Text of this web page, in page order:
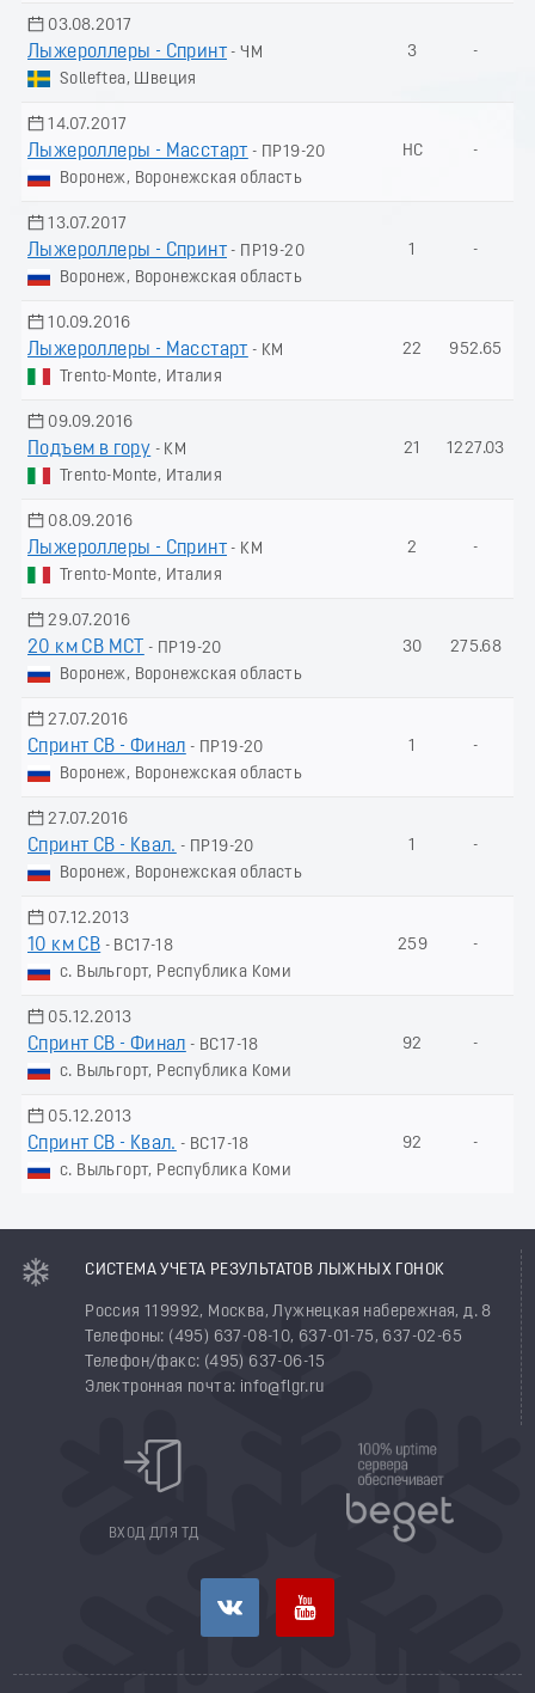
03.08.2017
Лыжероллеры - Спринт - ЧМ
Solleftea, Швеция
3 -
14.07.2017
Лыжероллеры - Масстарт - ПР19-20
Воронеж, Воронежская область
НС -
13.07.2017
Лыжероллеры - Спринт - ПР19-20
Воронеж, Воронежская область
1 -
10.09.2016
Лыжероллеры - Масстарт - КМ
Trento-Monte, Италия
22 952.65
09.09.2016
Подъем в гору - КМ
Trento-Monte, Италия
21 1227.03
08.09.2016
Лыжероллеры - Спринт - КМ
Trento-Monte, Италия
2 -
29.07.2016
20 км СВ МСТ
- ПР19-20
Воронеж, Воронежская область
30 275.68
27.07.2016
Спринт СВ - Финал - ПР19-20
Воронеж, Воронежская область
1 -
27.07.2016
Спринт СВ - Квал. - ПР19-20
Воронеж, Воронежская область
1 -
07.12.2013
10 км СВ - ВС17-18
с. Выльгорт, Республика Коми
259 -
05.12.2013
Спринт СВ - Финал - ВС17-18
с. Выльгорт, Республика Коми
92 -
05.12.2013
Спринт СВ - Квал. - ВС17-18
с. Выльгорт, Республика Коми
92 -
СИСТЕМА УЧЕТА РЕЗУЛЬТАТОВ ЛЫЖНЫХ ГОНОК
Россия 119992, Москва, Лужнецкая набережная, д. 8
Телефоны: (495) 637-08-10, 637-01-75, 637-02-65
Телефон/факс: (495) 637-06-15
Электронная почта: info@flgr.ru
ВХОД ДЛЯ ТД